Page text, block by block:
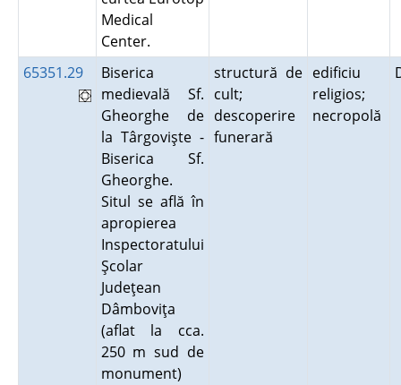
Medical
Center.
65351.29
Biserica
medievală Sf.
Gheorghe de
la Târgovişte -
Biserica Sf.
Gheorghe.
Situl se află în
apropierea
Inspectoratului
Şcolar
Judeţean
Dâmboviţa
(aflat la cca.
250 m sud de
monument)
structură de
cult;
descoperire
funerară
edificiu
religios;
necropolă